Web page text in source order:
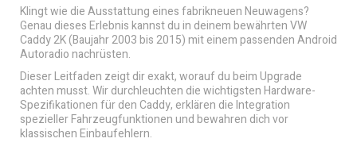
Klingt wie die Ausstattung eines fabrikneuen Neuwagens?
Genau dieses Erlebnis kannst du in deinem bewährten VW
Caddy 2K (Baujahr 2003 bis 2015) mit einem passenden Android
Autoradio nachrüsten.
Dieser Leitfaden zeigt dir exakt, worauf du beim Upgrade
achten musst. Wir durchleuchten die wichtigsten Hardware-
Spezifikationen für den Caddy, erklären die Integration
spezieller Fahrzeugfunktionen und bewahren dich vor
klassischen Einbaufehlern.